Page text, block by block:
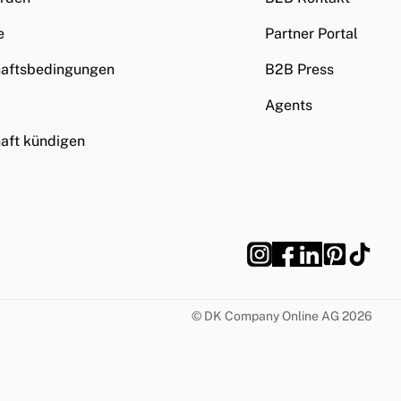
kündigen
Partner Portal
B2B Press
Agents
© DK Company Online AG 2026